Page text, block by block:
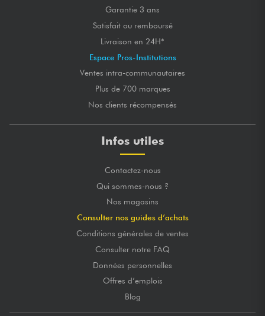
Garantie 3 ans
Satisfait ou remboursé
Livraison en 24H*
Espace Pros-Institutions
Ventes intra-communautaires
Plus de 700 marques
Nos clients récompensés
Infos utiles
Contactez-nous
Qui sommes-nous ?
Nos magasins
Consulter nos guides d’achats
Conditions générales de ventes
Consulter notre FAQ
Données personnelles
Offres d’emplois
Blog